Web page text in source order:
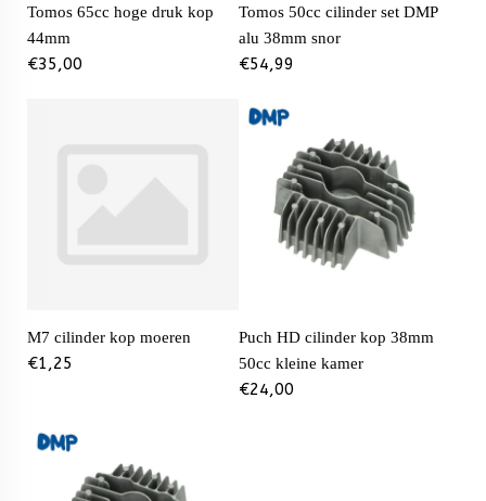
Tomos 65cc hoge druk kop
44mm
€35,00
Tomos 50cc cilinder set DMP
alu 38mm snor
€54,99
M7 cilinder kop moeren
€1,25
Puch HD cilinder kop 38mm
50cc kleine kamer
€24,00